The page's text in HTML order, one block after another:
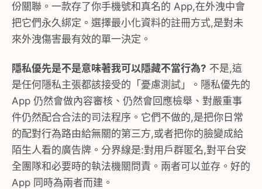
份關聯。一款存了你手機號和真名的 App,在外洩中會
把它們永久綁定。選擇最小化資料的註冊方式,是對未
來外洩傷害最有效的單一決定。
隱私優先是不是意味著我可以隱藏不當行為? 不是,這
是任何隱私主張都該接受的「憂慮測試」。隱私優先的
App 仍然會做內容審核、仍然會回應檢舉、對嚴重事
件仍然配合合法的司法程序。它們不做的,是把你日常
的配對行為路由給無關的第三方,或者把你的臉變成給
陌生人看的廣告牌。分界線是:對用戶群匿名,對平台安
全團隊和必要時的執法機關問責。兩者可以並存。好的
App 同時為兩者而建。